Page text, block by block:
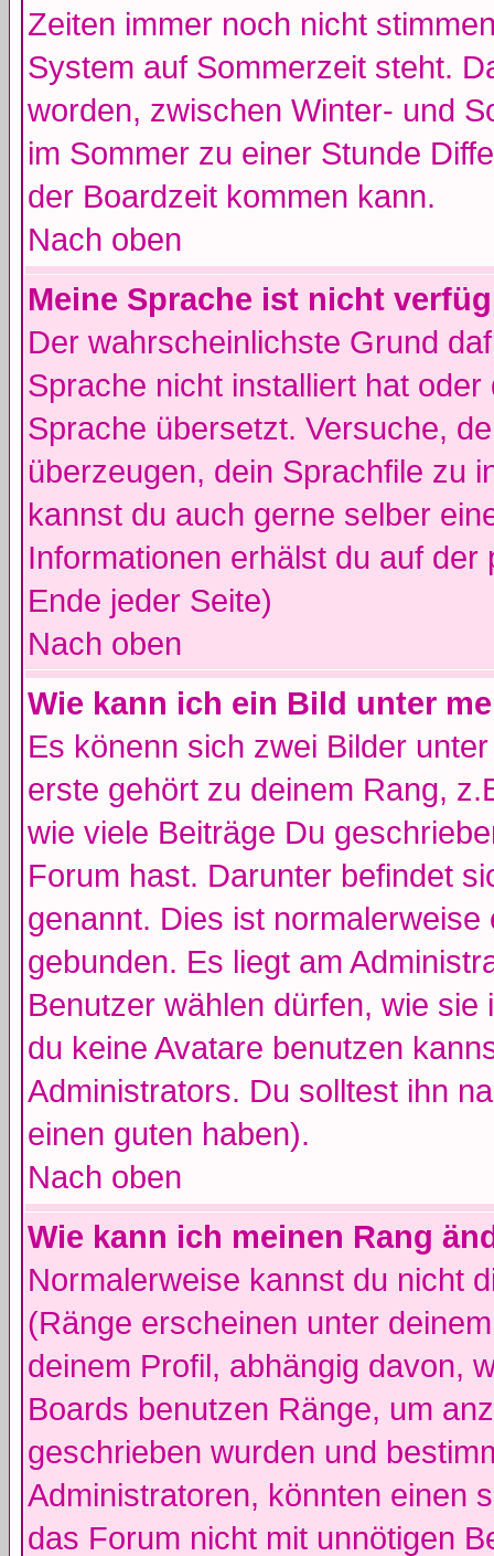
Zeiten immer noch nicht
System auf Sommerzeit steht.
worden, zwischen Winter- und
im Sommer zu einer Stunde
der Boardzeit kommen kann.
Nach oben
Meine Sprache ist nicht
Der wahrscheinlichste Grund
Sprache nicht installiert hat
Sprache übersetzt. Versuche,
überzeugen, dein Sprachfile zu
kannst du auch gerne selber
Informationen erhälst du auf
Ende jeder Seite)
Nach oben
Wie kann ich ein Bild unter
Es könenn sich zwei Bilder
erste gehört zu deinem Rang,
wie viele Beiträge Du
Forum hast. Darunter befindet
genannt. Dies ist
gebunden. Es liegt am
Benutzer wählen dürfen, wie
du keine Avatare benutzen
Administrators. Du solltest ihn
einen guten haben).
Nach oben
Wie kann ich meinen Rang
Normalerweise kannst du nicht
(Ränge erscheinen unter
deinem Profil, abhängig davon,
Boards benutzen Ränge, um
geschrieben wurden und
Administratoren, könnten einen
das Forum nicht mit unnötigen